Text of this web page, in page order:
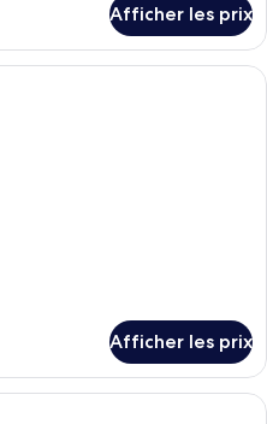
Afficher les prix
Une chambre d’hôtel moderne
Afficher les prix
Une chambre d’hôtel avec un